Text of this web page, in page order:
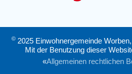
© 2025 Einwohnergemeinde
Mit der Benutzung dieser
«Allgemeinen rechtlichen